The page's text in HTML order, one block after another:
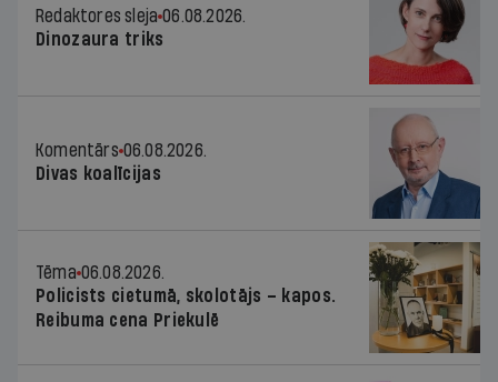
Redaktores sleja 06.08.2026.
Dinozaura triks
Komentārs 06.08.2026.
Divas koalīcijas
Tēma 06.08.2026.
Policists cietumā, skolotājs – kapos.
Reibuma cena Priekulē